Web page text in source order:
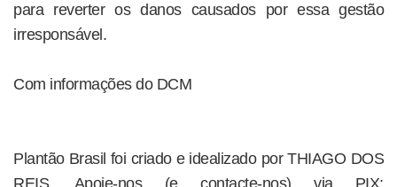
para reverter os danos causados por essa gestão
irresponsável.
Com informações do DCM
Plantão Brasil foi criado e idealizado por THIAGO DOS